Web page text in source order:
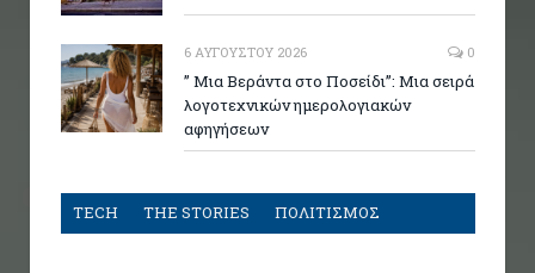
6 ΑΥΓΟΎΣΤΟΥ 2026 0
” Μια Βεράντα στο Ποσείδι”: Μια σειρά
λογοτεχνικών ημερολογιακών
αφηγήσεων
TECH THE STORIES ΠΟΛΙΤΙΣΜΟΣ